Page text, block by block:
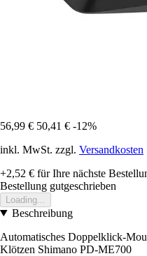
56,99 € 50,41 € -12%
inkl. MwSt. zzgl. Versandkosten
+2,52 € für Ihre nächste
Bestellung gutgeschrieben
Loading...
Beschreibung
Automatisches Doppelklick-
Klötzen Shimano PD-ME700